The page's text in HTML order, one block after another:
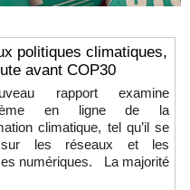
politiques climatiques,
avant COP30
rapport examine
en ligne de la
climatique, tel qu’il se
sur les réseaux et les
numériques. La majorité